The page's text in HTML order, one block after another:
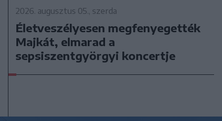
2026. augusztus 05., szerda
Életveszélyesen megfenyegették
Majkát, elmarad a
sepsiszentgyörgyi koncertje